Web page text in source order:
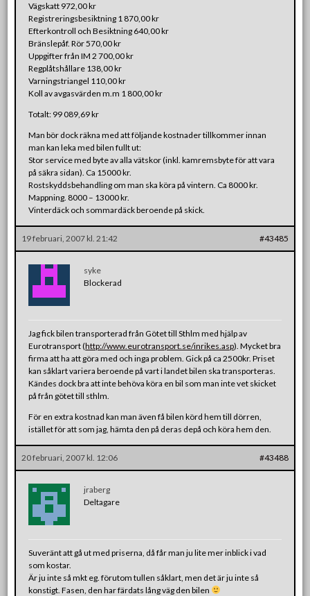
Vägskatt 972,00 kr
Registreringsbesiktning 1 870,00 kr
Efterkontroll och Besiktning 640,00 kr
Bränslepåf. Rör 570,00 kr
Uppgifter från IM 2 700,00 kr
Regplåtshållare 138,00 kr
Varningstriangel 110,00 kr
Koll av avgasvärden m.m 1 800,00 kr
Totalt: 99 089,69 kr
Man bör dock räkna med att följande kostnader tillkommer innan
man kan leka med bilen fullt ut:
Stor service med byte av alla vätskor (inkl. kamremsbyte för att vara
på säkra sidan). Ca 15000 kr.
Rostskyddsbehandling om man ska köra på vintern. Ca 8000 kr.
Mappning. 8000 – 13000 kr.
Vinterdäck och sommardäck beroende på skick.
19 februari, 2007 kl. 21:42 #43485
syke
Blockerad
Jag fick bilen transporterad från Götet till Sthlm med hjälp av
Eurotransport (http://www.eurotransport.se/inrikes.asp). Mycket bra
firma att ha att göra med och inga problem. Gick på ca 2500kr. Priset
kan såklart variera beroende på vart i landet bilen ska transporteras.
Kändes dock bra att inte behöva köra en bil som man inte vet skicket
på från götet till sthlm.
För en extra kostnad kan man även få bilen körd hem till dörren,
istället för att som jag, hämta den på deras depå och köra hem den.
20 februari, 2007 kl. 12:06 #43488
jraberg
Deltagare
Suveränt att gå ut med priserna, då får man ju lite mer inblick i vad
som kostar.
Är ju inte så mkt eg. förutom tullen såklart, men det är ju inte så
konstigt. Fasen, den har färdats lång väg den bilen